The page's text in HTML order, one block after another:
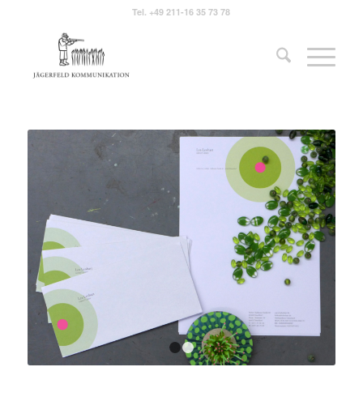
Tel. +49 211-16 35 73 78